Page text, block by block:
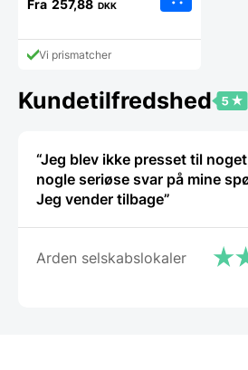
Fra 257,88 DKK
vare
Mulighederne
varesiden
Vi prismatcher
Kundetilfredshed
“Jeg blev ikke presset til
nogle seriøse svar på mine
Jeg vender tilbage”
Arden selskabslokaler